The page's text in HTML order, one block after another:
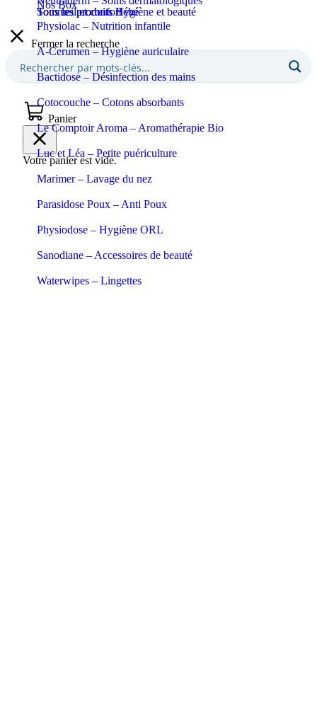
Sommeil et confort
Tous les produits Bébé
Tous les produits Hygiène et beauté
Physiolac – Nutrition infantile
A-Cerumen – Hygiène auriculaire
Bactidose – Désinfection des mains
Cotocouche – Cotons absorbants
Le Comptoir Aroma – Aromathérapie Bio
Luc et Léa – Petite puériculture
Marimer – Lavage du nez
Parasidose Poux – Anti Poux
Physiodose – Hygiène ORL
Sanodiane – Accessoires de beauté
Waterwipes – Lingettes
Nos Box
Fermer la recherche
Panier
Votre panier est vide.